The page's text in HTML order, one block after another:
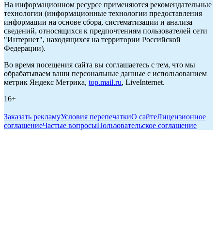
На информационном ресурсе применяются рекомендательные
технологии (информационные технологии предоставления
информации на основе сбора, систематизации и анализа
сведений, относящихся к предпочтениям пользователей сети
"Интернет", находящихся на территории Российской
Федерации).
Во время посещения сайта вы соглашаетесь с тем, что мы
обрабатываем ваши персональные данные с использованием
метрик Яндекс Метрика, top.mail.ru, LiveInternet.
16+
Заказать рекламуУсловия перепечаткиО сайтеЛицензионное
соглашениеЧастые вопросыПользовательское соглашение